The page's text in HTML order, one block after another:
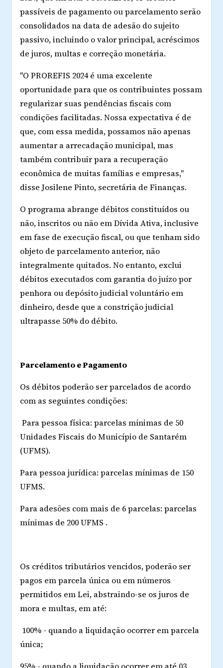
passíveis de pagamento ou parcelamento serão
consolidados na data de adesão do sujeito
passivo, incluindo o valor principal, acréscimos
de juros, multas e correção monetária.
"O PROREFIS 2024 é uma excelente
oportunidade para que os contribuintes possam
regularizar suas pendências fiscais com
condições facilitadas. Nossa expectativa é de
que, com essa medida, possamos não apenas
aumentar a arrecadação municipal, mas
também contribuir para a recuperação
econômica de muitas famílias e empresas,"
disse Josilene Pinto, secretária de Finanças.
O programa abrange débitos constituídos ou
não, inscritos ou não em Dívida Ativa, inclusive
em fase de execução fiscal, ou que tenham sido
objeto de parcelamento anterior, não
integralmente quitados. No entanto, exclui
débitos executados com garantia do juízo por
penhora ou depósito judicial voluntário em
dinheiro, desde que a constrição judicial
ultrapasse 50% do débito.
Parcelamento e Pagamento
Os débitos poderão ser parcelados de acordo
com as seguintes condições:
Para pessoa física: parcelas mínimas de 50
Unidades Fiscais do Município de Santarém
(UFMS).
Para pessoa jurídica: parcelas mínimas de 150
UFMS.
Para adesões com mais de 6 parcelas: parcelas
mínimas de 200 UFMS .
Os créditos tributários vencidos, poderão ser
pagos em parcela única ou em números
permitidos em Lei, abstraindo-se os juros de
mora e multas, em até:
100% - quando a liquidação ocorrer em parcela
única;